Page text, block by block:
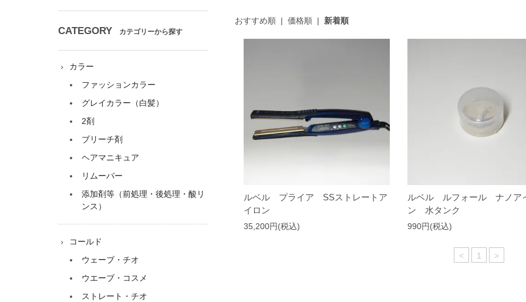
おすすめ順| 価格順| 新着順
ルベル プライア SSストレートア
イロン
35,200円(税込)
ルベル ルフォール ナノア
ン 水タンク
990円(税込)
< 1 >
CATEGORY カテゴリーから探す
カラー
ファッションカラー
グレイカラー（白髪）
2剤
ブリーチ剤
ヘアマニキュア
リムーバー
添加剤等（前処理・後処理・酸リ
ンス）
コールド
ウェーブ・チオ
ウエーブ・コスメ
ストレート・チオ